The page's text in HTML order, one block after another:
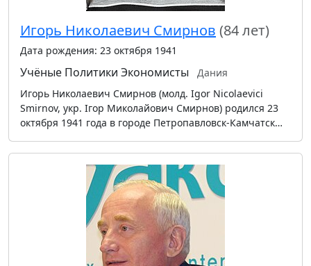
Игорь Николаевич Смирнов (84 лет)
Дата рождения: 23 октября 1941
Учёные Политики Экономисты
Дания
Игорь Николаевич Смирнов (молд. Igor Nicolaevici
Smirnov, укр. Ігор Миколайович Смирнов) родился 23
октября 1941 года в городе Петропавловск-Камчатск…